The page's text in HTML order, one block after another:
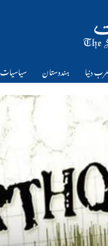
دنیا ہندوستان سیاسیات